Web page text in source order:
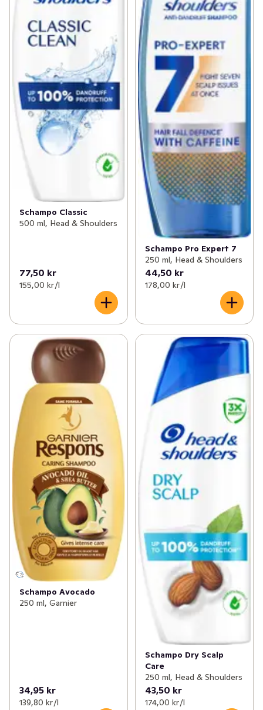
Schampo Classic
500 ml, Head & Shoulders
77,50 kr
155,00 kr /l
Schampo Pro Expert 7
250 ml, Head & Shoulders
44,50 kr
178,00 kr /l
Schampo Avocado
250 ml, Garnier
34,95 kr
139,80 kr /l
Schampo Dry Scalp
Care
250 ml, Head & Shoulders
43,50 kr
174,00 kr /l